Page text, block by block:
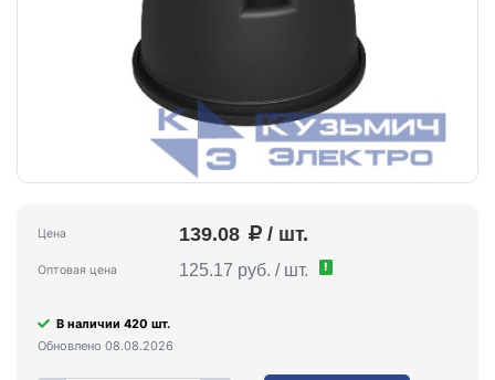
Цена 139.08 / шт.
Оптовая цена 125.17 руб. / шт. !
В наличии 420 шт.
Обновлено 08.08.2026